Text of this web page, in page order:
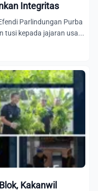
Integritas
Parlindungan Purba
tusi kepada jajaran usa...
Kakanwil